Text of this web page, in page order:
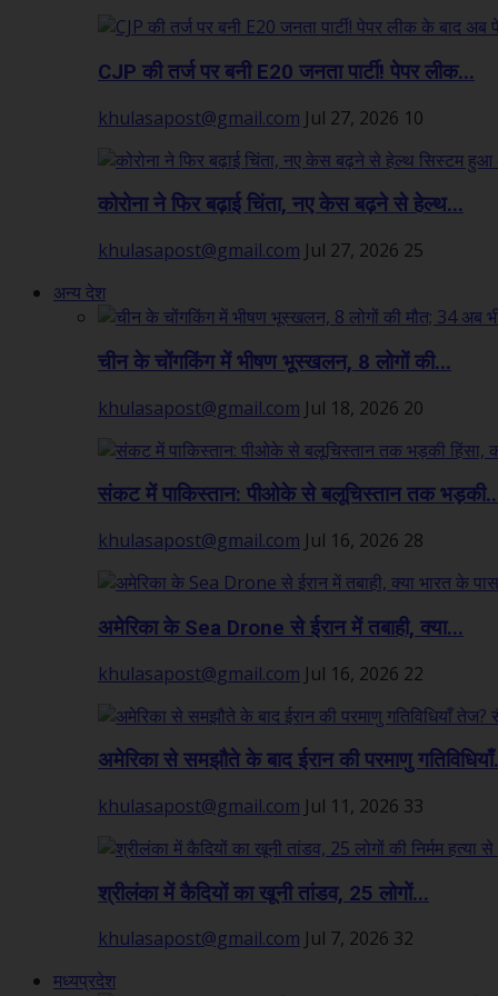
CJP की तर्ज पर बनी E20 जनता पार्टी! पेपर लीक...
khulasapost@gmail.com Jul 27, 2026 10
कोरोना ने फिर बढ़ाई चिंता, नए केस बढ़ने से हेल्थ...
khulasapost@gmail.com Jul 27, 2026 25
अन्य देश
चीन के चोंगकिंग में भीषण भूस्खलन, 8 लोगों की...
khulasapost@gmail.com Jul 18, 2026 20
संकट में पाकिस्तान: पीओके से बलूचिस्तान तक
khulasapost@gmail.com Jul 16, 2026 28
अमेरिका के Sea Drone से ईरान में तबाही, क्या...
khulasapost@gmail.com Jul 16, 2026 22
अमेरिका से समझौते के बाद ईरान की परमाणु
khulasapost@gmail.com Jul 11, 2026 33
श्रीलंका में कैदियों का खूनी तांडव, 25 लोगों...
khulasapost@gmail.com Jul 7, 2026 32
मध्यप्रदेश